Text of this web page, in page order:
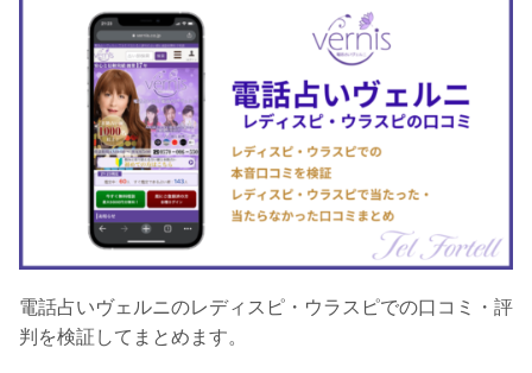
電話占いヴェルニのレディスピ・ウラスピでの口コミ・評
判を検証してまとめます。